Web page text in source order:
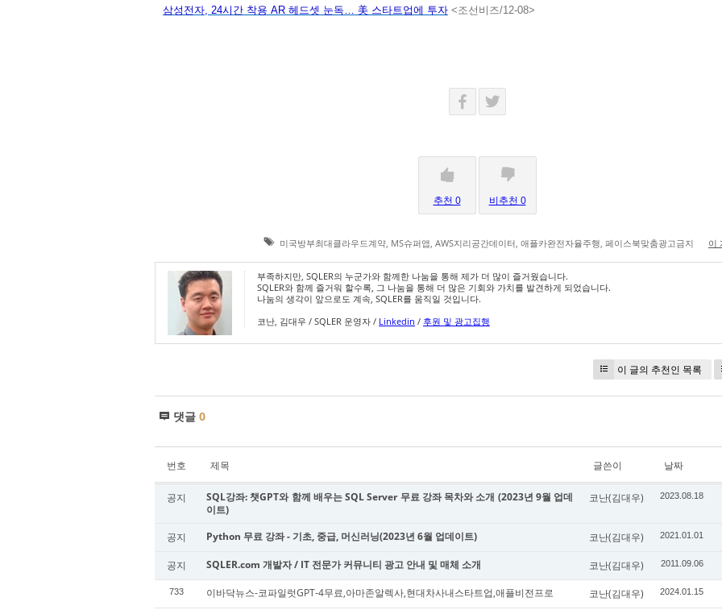
삼성전자, 24시간 착용 AR 헤드셋 눈독… 美 스타트업에 투자 <조선비즈/12-08>
추천 0 비추천 0
미국방부최대클라우드계약, MS슈퍼앱, AWS지리공간데이터, 애플카완전자율주행, 페이스북맞춤광고금지 이
부족하지만, SQLER의 누군가와 함께한 나눔을 통해 제가 더 많이 즐거웠습니다.
SQLER와 함께 즐거워 할수록, 그 나눔을 통해 더 많은 기회와 가치를 발견하게 되었습니다.
나눔의 생각이 앞으로도 계속, SQLER를 움직일 것입니다.
코난, 김대우 / SQLER 운영자 / Linkedin / 후원 및 광고집행
이 글의 추천인 목록
댓글 0
번호 제목 글쓴이 날짜
공지
SQL강좌: 챗GPT와 함께 배우는 SQL Server 무료 강좌 목차와 소개 (2023년 9월 업데
이트)
코난(김대우) 2023.08.18
공지 Python 무료 강좌 - 기초, 중급, 머신러닝(2023년 6월 업데이트) 코난(김대우) 2021.01.01
공지 SQLER.com 개발자 / IT 전문가 커뮤니티 광고 안내 및 매체 소개 코난(김대우) 2011.09.06
733 이바닥뉴스-코파일럿GPT-4무료,아마존알렉사,현대차사내스타트업,애플비전프로 코난(김대우) 2024.01.15